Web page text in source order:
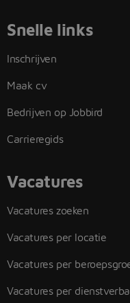
Snelle links
Inschrijven
Maak cv
Bedrijven op Jobbird
Carrieregids
Vacatures
Vacatures zoeken
Vacatures per locatie
Vacatures per
Vacatures per